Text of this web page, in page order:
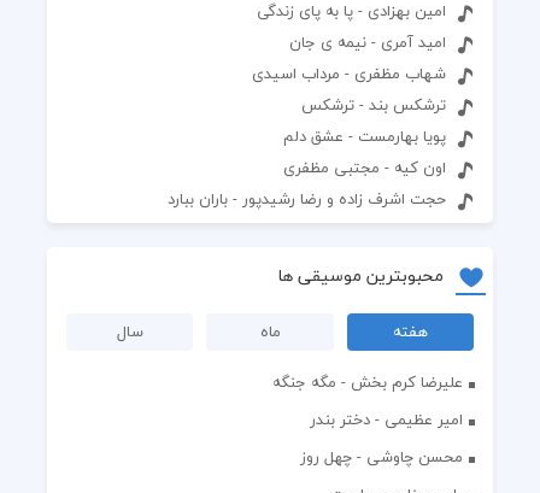
امین بهزادی - پا به پای زندگی
امید آمری - نیمه ی جان
شهاب مظفری - مرداب اسیدی
ترشكس بند - ترشكس
پویا بهارمست - عشق دلم
اون کیه - مجتبی مظفری
حجت اشرف زاده و رضا رشیدپور - باران ببارد
محبوبترین موسیقی ها
هفته ماه
سال
علیرضا کرم بخش - مگه جنگه
امیر عظیمی - دختر بندر
محسن چاوشی - چهل روز